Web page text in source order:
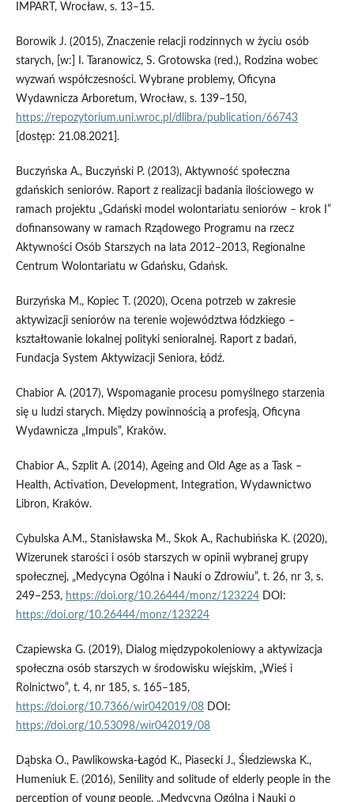
IMPART, Wrocław, s. 13–15.
Borowik J. (2015), Znaczenie relacji rodzinnych w życiu osób
starych, [w:] I. Taranowicz, S. Grotowska (red.), Rodzina wobec
wyzwań współczesności. Wybrane problemy, Oficyna
Wydawnicza Arboretum, Wrocław, s. 139–150,
https://repozytorium.uni.wroc.pl/dlibra/publication/66743
[dostęp: 21.08.2021].
Buczyńska A., Buczyński P. (2013), Aktywność społeczna
gdańskich seniorów. Raport z realizacji badania ilościowego w
ramach projektu „Gdański model wolontariatu seniorów – krok I”
dofinansowany w ramach Rządowego Programu na rzecz
Aktywności Osób Starszych na lata 2012–2013, Regionalne
Centrum Wolontariatu w Gdańsku, Gdańsk.
Burzyńska M., Kopiec T. (2020), Ocena potrzeb w zakresie
aktywizacji seniorów na terenie województwa łódzkiego –
kształtowanie lokalnej polityki senioralnej. Raport z badań,
Fundacja System Aktywizacji Seniora, Łódź.
Chabior A. (2017), Wspomaganie procesu pomyślnego starzenia
się u ludzi starych. Między powinnością a profesją, Oficyna
Wydawnicza „Impuls”, Kraków.
Chabior A., Szplit A. (2014), Ageing and Old Age as a Task –
Health, Activation, Development, Integration, Wydawnictwo
Libron, Kraków.
Cybulska A.M., Stanisławska M., Skok A., Rachubińska K. (2020),
Wizerunek starości i osób starszych w opinii wybranej grupy
społecznej, „Medycyna Ogólna i Nauki o Zdrowiu”, t. 26, nr 3, s.
249–253, https://doi.org/10.26444/monz/123224DOI:
https://doi.org/10.26444/monz/123224
Czapiewska G. (2019), Dialog międzypokoleniowy a aktywizacja
społeczna osób starszych w środowisku wiejskim, „Wieś i
Rolnictwo”, t. 4, nr 185, s. 165–185,
https://doi.org/10.7366/wir042019/08DOI:
https://doi.org/10.53098/wir042019/08
Dąbska O., Pawlikowska‑Łagód K., Piasecki J., Śledziewska K.,
Humeniuk E. (2016), Senility and solitude of elderly people in the
perception of young people, „Medycyna Ogólna i Nauki o